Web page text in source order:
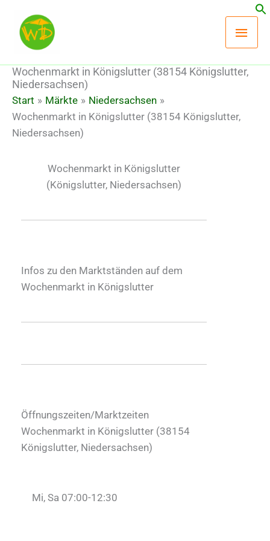
Inhalt
springen
Wochenmarkt in Königslutter (38154 Königslutter,
Niedersachsen)
Start Märkte
Niedersachsen
Wochenmarkt in Königslutter (38154 Königslutter,
Niedersachsen)
Wochenmarkt in Königslutter
(Königslutter, Niedersachsen)
Infos zu den Marktständen auf dem
Wochenmarkt in Königslutter
Öffnungszeiten/Marktzeiten
Wochenmarkt in Königslutter (38154
Königslutter, Niedersachsen)
Mi, Sa 07:00-12:30